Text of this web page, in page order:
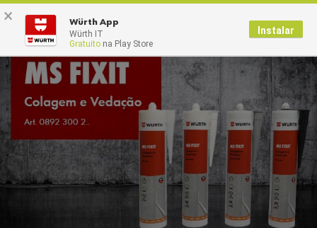
× Würth App
Würth IT
Gratuito na Play Store
Instalar